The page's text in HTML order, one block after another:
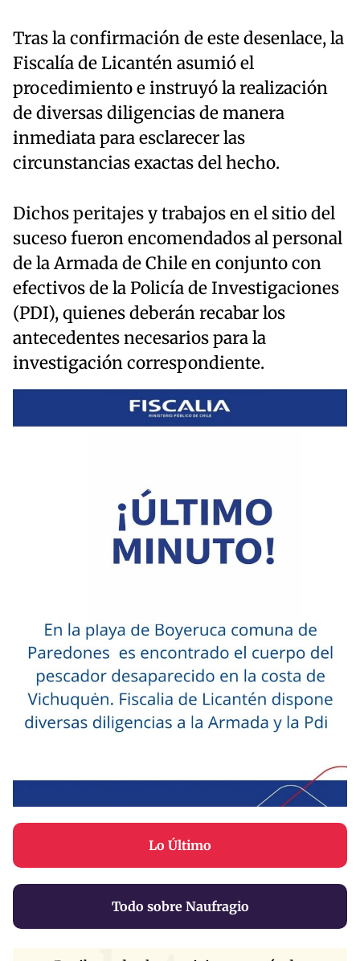
Tras la confirmación de este desenlace, la
Fiscalía de Licantén asumió el
procedimiento e instruyó la realización
de diversas diligencias de manera
inmediata para esclarecer las
circunstancias exactas del hecho.
Dichos peritajes y trabajos en el sitio del
suceso fueron encomendados al personal
de la Armada de Chile en conjunto con
efectivos de la Policía de Investigaciones
(PDI), quienes deberán recabar los
antecedentes necesarios para la
investigación correspondiente.
Lo Último
Todo sobre Naufragio